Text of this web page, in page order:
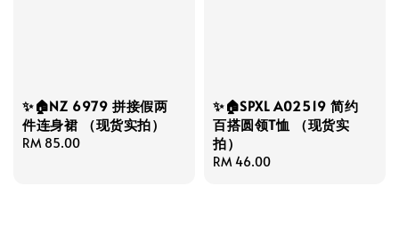
✨🏠NZ 6979 拼接假两
件连身裙 （现货实拍）
Regular
RM 85.00
✨🏠SPXL A02519 简约
百搭圆领T恤 （现货实
拍）
Regular
RM 46.00